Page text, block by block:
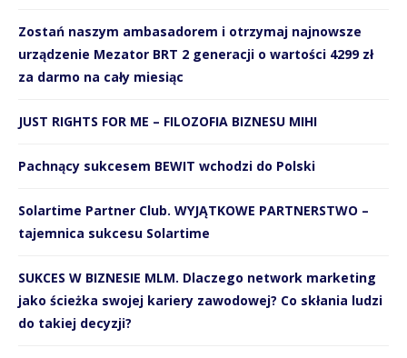
Zostań naszym ambasadorem i otrzymaj najnowsze
urządzenie Mezator BRT 2 generacji o wartości 4299 zł
za darmo na cały miesiąc
JUST RIGHTS FOR ME – FILOZOFIA BIZNESU MIHI
Pachnący sukcesem BEWIT wchodzi do Polski
Solartime Partner Club. WYJĄTKOWE PARTNERSTWO –
tajemnica sukcesu Solartime
SUKCES W BIZNESIE MLM. Dlaczego network marketing
jako ścieżka swojej kariery zawodowej? Co skłania ludzi
do takiej decyzji?